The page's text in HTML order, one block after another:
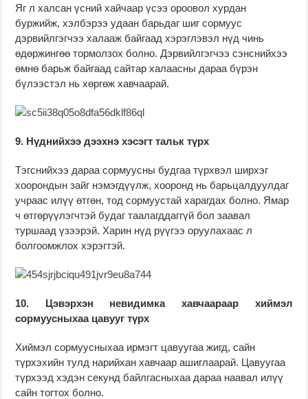
Яг л халсан үсний хайчаар үсээ ороовол хурдан
буржийж, хэлбэрээ удаан барьдаг шиг сормуус
дэрвийлгэгчээ халааж байгаад хэрэглэвэл нүд чинь
өдөржингөө тормолзох болно. Дэрвийлгэгчээ сэнснийхээ
өмнө барьж байгаад сайтар халаасны дараа бүрэн
бүлээстэл нь хөргөж хавчаарай.
9. Нүднийхээ дээхнэ хэсэгт тальк түрх
Тэгснийхээ дараа сормуусны будгаа түрхвэл ширхэг
хоорондын зайг нэмэгдүүлж, хооронд нь барьцалдуулдаг
учраас илүү өтгөн, тод сормуустай харагдах болно. Ямар
ч өтгөрүүлэгчтэй будаг таалагддаггүй бол заавал
туршаад үзээрэй. Харин нүд рүүгээ оруулахаас л
болгоомжлох хэрэгтэй.
10. Цэвэрхэн невидимка хавчаараар хиймэл
сормуусныхаа цавууг түрх
Хиймэл сормуусныхаа ирмэгт цавуугаа жигд, сайн
түрхэхийн тулд нарийхан хавчаар ашиглаарай. Цавуугаа
түрхээд хэдэн секунд байлгасныхаа дараа наавал илүү
сайн тогтох болно.